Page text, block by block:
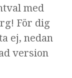
med
För dig
ej, nedan
version